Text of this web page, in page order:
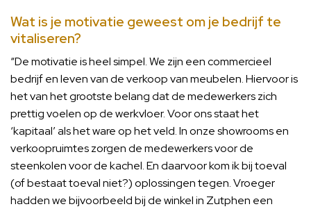
Wat is je motivatie geweest om je bedrijf te
vitaliseren?
“De motivatie is heel simpel. We zijn een commercieel
bedrijf en leven van de verkoop van meubelen. Hiervoor is
het van het grootste belang dat de medewerkers zich
prettig voelen op de werkvloer. Voor ons staat het
‘kapitaal’ als het ware op het veld. In onze showrooms en
verkoopruimtes zorgen de medewerkers voor de
steenkolen voor de kachel. En daarvoor kom ik bij toeval
(of bestaat toeval niet?) oplossingen tegen. Vroeger
hadden we bijvoorbeeld bij de winkel in Zutphen een